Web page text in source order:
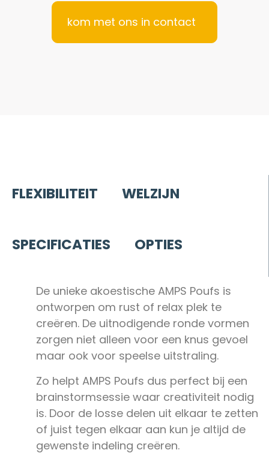
kom met ons in contact
FLEXIBILITEIT WELZIJN
SPECIFICATIES OPTIES
De unieke akoestische AMPS Poufs is
ontworpen om rust of relax plek te
creëren. De uitnodigende ronde vormen
zorgen niet alleen voor een knus gevoel
maar ook voor speelse uitstraling.
Zo helpt AMPS Poufs dus perfect bij een
brainstormsessie waar creativiteit nodig
is. Door de losse delen uit elkaar te zetten
of juist tegen elkaar aan kun je altijd de
gewenste indeling creëren.